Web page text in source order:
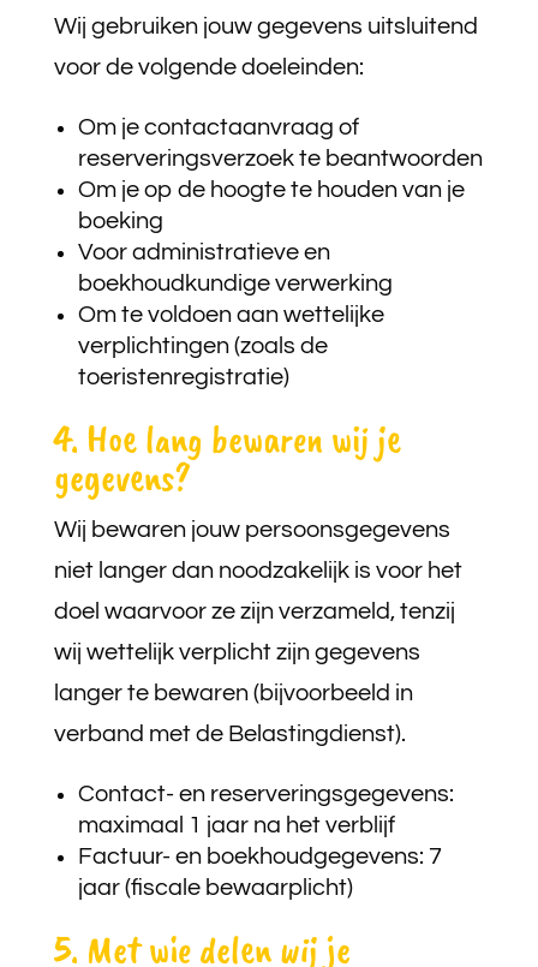
Wij gebruiken jouw gegevens uitsluitend
voor de volgende doeleinden:
Om je contactaanvraag of
reserveringsverzoek te beantwoorden
Om je op de hoogte te houden van je
boeking
Voor administratieve en
boekhoudkundige verwerking
Om te voldoen aan wettelijke
verplichtingen (zoals de
toeristenregistratie)
4. Hoe lang bewaren wij je
gegevens?
Wij bewaren jouw persoonsgegevens
niet langer dan noodzakelijk is voor het
doel waarvoor ze zijn verzameld, tenzij
wij wettelijk verplicht zijn gegevens
langer te bewaren (bijvoorbeeld in
verband met de Belastingdienst).
Contact- en reserveringsgegevens:
maximaal 1 jaar na het verblijf
Factuur- en boekhoudgegevens: 7
jaar (fiscale bewaarplicht)
5. Met wie delen wij je